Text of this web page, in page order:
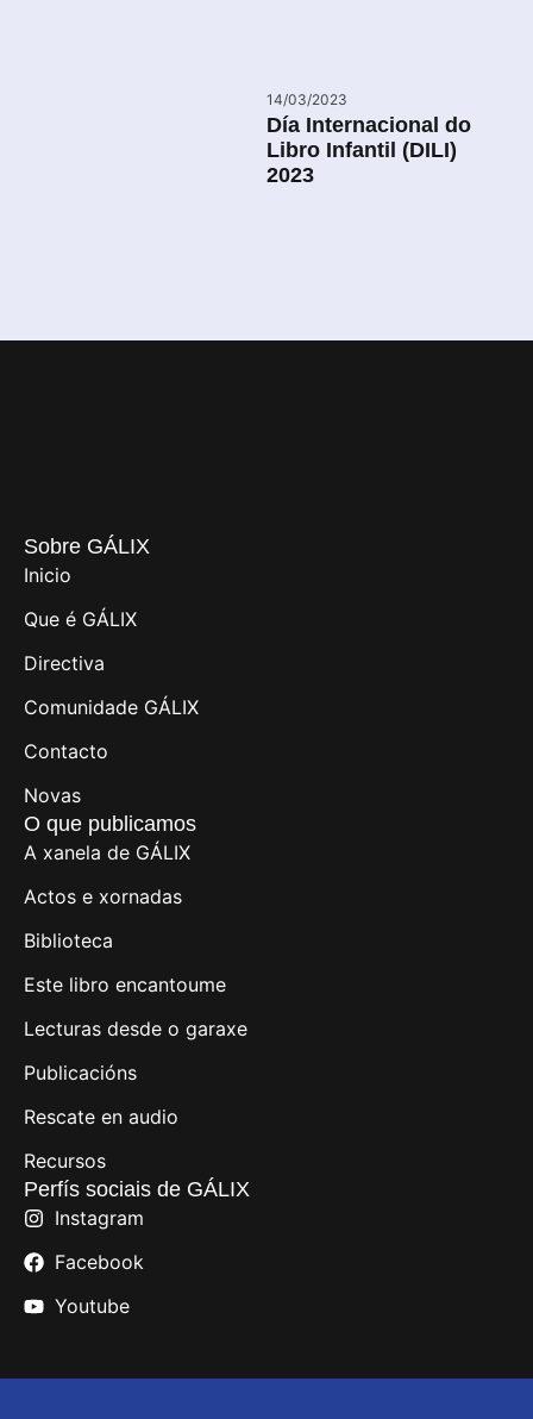
14/03/2023
Día Internacional do
Libro Infantil (DILI)
2023
Sobre GÁLIX
Inicio
Que é GÁLIX
Directiva
Comunidade GÁLIX
Contacto
Novas
O que publicamos
A xanela de GÁLIX
Actos e xornadas
Biblioteca
Este libro encantoume
Lecturas desde o garaxe
Publicacións
Rescate en audio
Recursos
Perfís sociais de GÁLIX
Instagram
Facebook
Youtube